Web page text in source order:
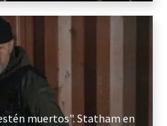
muertos". Statham en